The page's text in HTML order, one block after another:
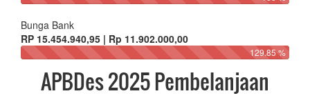
Bunga Bank
RP 15.454.940,95 | Rp 11.902.000,00
129.85 %
APBDes 2025 Pembelanjaan